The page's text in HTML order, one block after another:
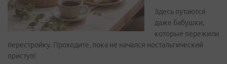
Здесь путаются
даже бабушки,
которые пережили
перестройку. Проходите, пока не начался ностальгический
приступ!